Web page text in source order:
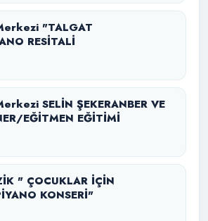
"TALGAT
RESİTALİ
SELİN ŞEKERANBER VE
EĞİTMEN EĞİTİMİ
" ÇOCUKLAR İÇİN
KONSERİ"